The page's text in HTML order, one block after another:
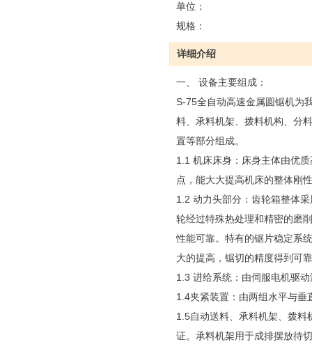
单位：
规格：
详细介绍
一、 设备主要组成：
S-75全自动高速金属圆锯机为
料、承料机架、拨料机构、分
置等部分组成。
1.1 机床床身：床身主体由优
点，能大大提高机床的整体刚
1.2 动力头部分：齿轮箱整体
轮经过特殊热处理和精密的磨
性能可靠。特有的锯片稳定系
大的提高，锯切的精度得到可
1.3 进给系统：由伺服电机驱
1.4夹紧装置：由两组水平与
1.5自动送料、承料机架、拨
证。承料机架用于成排摆放待